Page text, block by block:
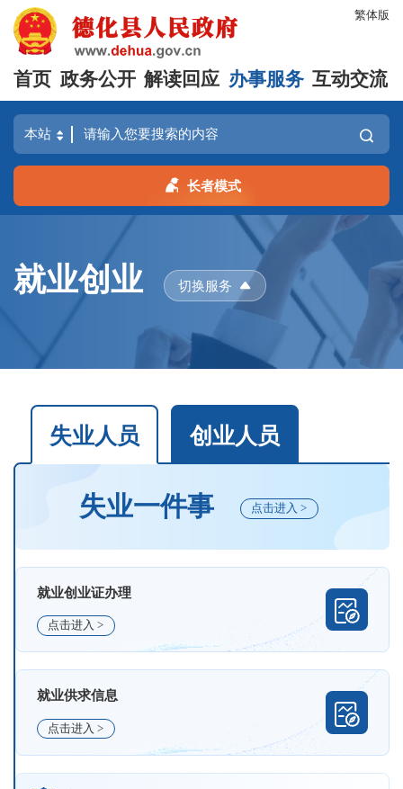
繁体版
首页 政务公开 解读回应 办事服务 互动交流
长者模式
就业创业 切换服务
失业人员 创业人员
失业一件事 点击进入 >
就业创业证办理
点击进入 >
就业供求信息
点击进入 >